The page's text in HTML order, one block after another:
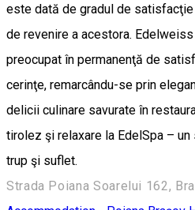
este dată de gradul de
de revenire a acestora.
preocupat în permanenţă de
cerinţe, remarcându-se prin
delicii culinare savurate în
tirolez şi relaxare la EdelSpa –
trup şi suflet.
Strada Poiana Soarelui 162,